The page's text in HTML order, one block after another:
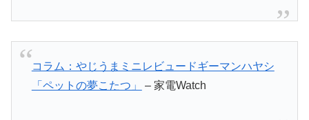
コラム：やじうまミニレビュードギーマンハヤシ
「ペットの夢こたつ」
– 家電Watch